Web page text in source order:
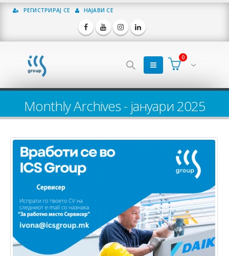
РЕГИСТРИРАЈ СЕ НАЈАВИ СЕ
0
Monthly Archives - јануари 2025